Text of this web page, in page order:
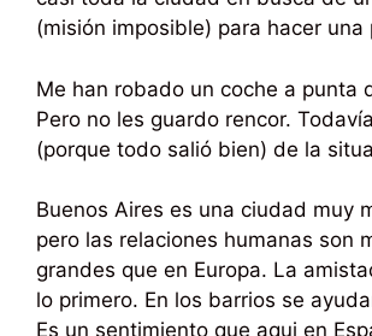
(misión imposible) para hacer una
Me han robado un coche a punta
Pero no les guardo rencor.
(porque todo salió bien) de la
Buenos Aires es una ciudad muy
pero las relaciones humanas son
grandes que en Europa. La
lo primero. En los barrios se
Es un sentimiento que aqui en